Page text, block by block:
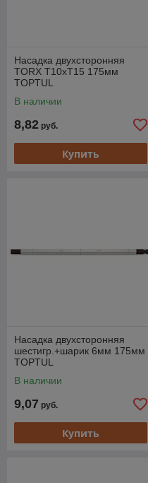
Насадка двухсторонняя
TORX T10хT15 175мм
TOPTUL
В наличии
8,82 руб.
Купить
Насадка двухсторонняя
шестигр.+шарик 6мм 175мм
TOPTUL
В наличии
9,07 руб.
Купить